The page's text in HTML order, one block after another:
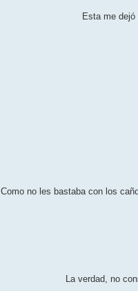
Esta me
Como no les bastaba con los
La verdad, no